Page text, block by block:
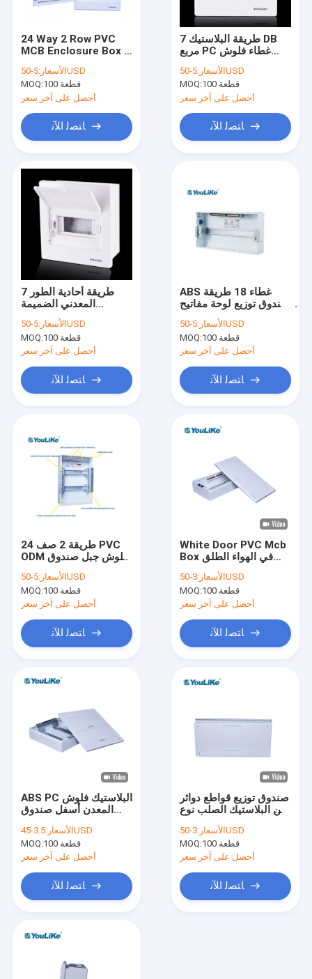
المنتجات
حول بنا
اتصل بنا
صندوق توزيع MCB
صندوق MCB البلاستيكي
10 طريقة MCB Box
صندوق MCB أحادي الطور
لوحات التوزيع الكهربائية
صندوق MCB مقاوم للماء
صندوق توزيع جبل دافق
صندوق توزيع الوسائط المتعددة
ضميمة لوحة التوزيع
لوحة توزيع الطاقة الخارجية
24 Way 2 Row PVC
MCB Enclosure Box ،
Smart Home
Distribution Board
IP40 Protection
الأسعار: 5-50USD
MOQ:
100 قطعة
أحصل على آخر سعر
ﺎﺘﺼﻟ ﺍﻶﻧ
7 طريقة البلاستيك DB
مربع PC غطاء فلوش
شنت لوحة التوزيع
الكهربائية مربع
الأسعار:5-50USD
MOQ:
100 قطعة
أحصل على آخر سعر
ﺎﺘﺼﻟ ﺍﻶﻧ
7 طريقة أحادية الطور
المعدني الضميمة
الكهربائية لوحة توزيع
الطاقة للداخلية
الأسعار: 5-50USD
MOQ:
100 قطعة
أحصل على آخر سعر
ﺎﺘﺼﻟ ﺍﻶﻧ
ABS غطاء 18 طريقة
صندوق توزيع لوحة مفاتيح
مقاومة للحريق مع نافذة
غير شفافة
الأسعار:5-50USD
MOQ:
100 قطعة
أحصل على آخر سعر
ﺎﺘﺼﻟ ﺍﻶﻧ
24 طريقة 2 صف PVC
ODM فلوش جبل صندوق
توزيع المنزل MCB Box
1.2mm سميكةالأسعار: 5-50USD
MOQ:
100 قطعة
أحصل على آخر سعر
ﺎﺘﺼﻟ ﺍﻶﻧ
White Door PVC Mcb
Box في الهواء الطلق
البلاستيك 21 وحدة توزيع
الطاقة مربع
الأسعار:3-50USD
MOQ:
100 قطعة
أحصل على آخر سعر
ﺎﺘﺼﻟ ﺍﻶﻧ
ABS PC البلاستيك فلوش
المعدن أسفل صندوق
الأسعار:3.5-45USD
MOQ:
100 قطعة
أحصل على آخر سعر
ﺎﺘﺼﻟ ﺍﻶﻧ
صندوق توزيع قواطع دوائر
من البلاستيك الصلب نوع
طريقةالأسعار:3-50USD
MOQ:
100 قطعة
أحصل على آخر سعر
ﺎﺘﺼﻟ ﺍﻶﻧ